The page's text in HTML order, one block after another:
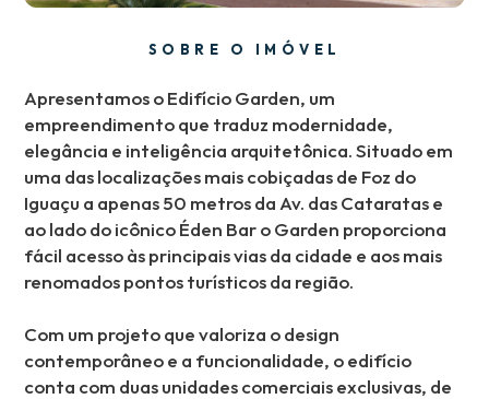
SOBRE O IMÓVEL
Apresentamos o Edifício Garden, um
empreendimento que traduz modernidade,
elegância e inteligência arquitetônica. Situado em
uma das localizações mais cobiçadas de Foz do
Iguaçu a apenas 50 metros da Av. das Cataratas e
ao lado do icônico Éden Bar o Garden proporciona
fácil acesso às principais vias da cidade e aos mais
renomados pontos turísticos da região.
Com um projeto que valoriza o design
contemporâneo e a funcionalidade, o edifício
conta com duas unidades comerciais exclusivas, de